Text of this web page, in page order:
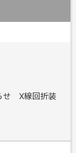
せ X線回折装